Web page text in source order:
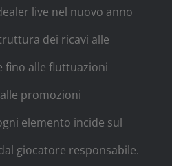
live nel nuovo anno
dei ricavi alle
fino alle fluttuazioni
promozioni
elemento incide sul
giocatore responsabile.